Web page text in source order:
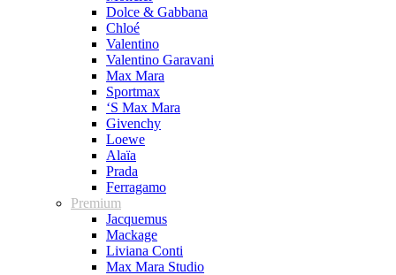
Dolce & Gabbana
Chloé
Valentino
Valentino Garavani
Max Mara
Sportmax
‘S Max Mara
Givenchy
Loewe
Alaïa
Prada
Ferragamo
Premium
Jacquemus
Mackage
Liviana Conti
Max Mara Studio